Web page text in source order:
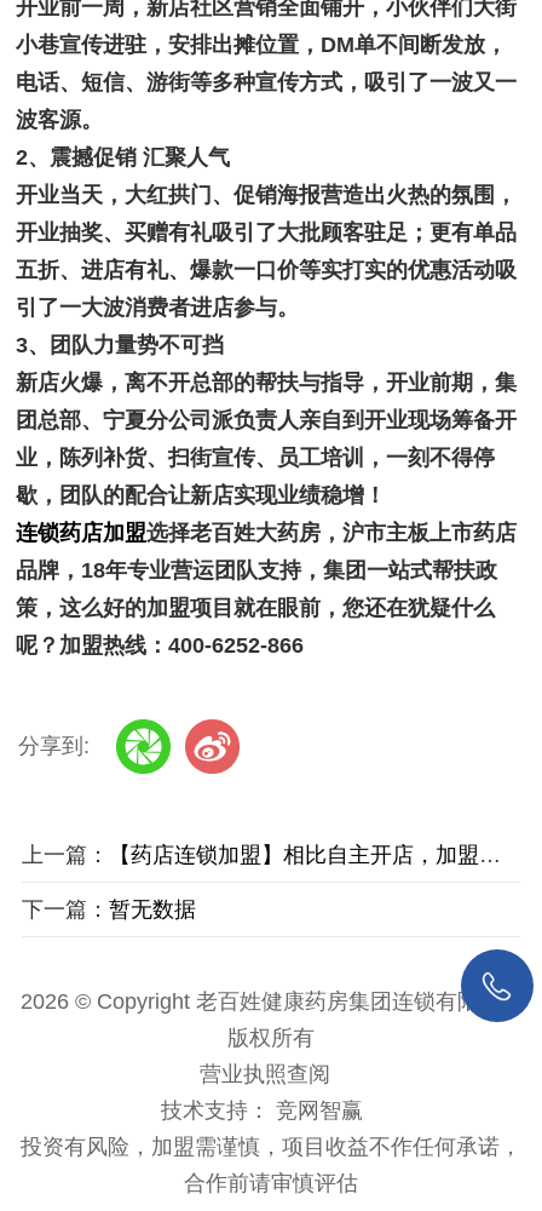
开业前一周，新店社区营销全面铺开，小伙伴们大街
小巷宣传进驻，安排出摊位置，DM单不间断发放，
电话、短信、游街等多种宣传方式，吸引了一波又一
波客源。
2、震撼促销 汇聚人气
开业当天，大红拱门、促销海报营造出火热的氛围，
开业抽奖、买赠有礼吸引了大批顾客驻足；更有单品
五折、进店有礼、爆款一口价等实打实的优惠活动吸
引了一大波消费者进店参与。
3、团队力量势不可挡
新店火爆，离不开总部的帮扶与指导，开业前期，集
团总部、宁夏分公司派负责人亲自到开业现场筹备开
业，陈列补货、扫街宣传、员工培训，一刻不得停
歇，团队的配合让新店实现业绩稳增！
连锁药店加盟选择老百姓大药房，沪市主板上市药店
品牌，18年专业营运团队支持，集团一站式帮扶政
策，这么好的加盟项目就在眼前，您还在犹疑什么
呢？加盟热线：400-6252-866
分享到:
上一篇： 【药店连锁加盟】相比自主开店，加盟老百..
下一篇： 暂无数据
2026 © Copyright 老百姓健康药房集团连锁有限公司
版权所有
营业执照查阅
技术支持： 竞网智赢
投资有风险，加盟需谨慎，项目收益不作任何承诺，
合作前请审慎评估